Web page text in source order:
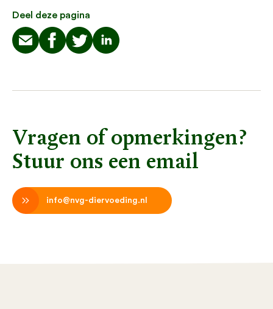
Deel deze pagina
Vragen of opmerkingen?
Stuur ons een email
info@nvg-diervoeding.nl